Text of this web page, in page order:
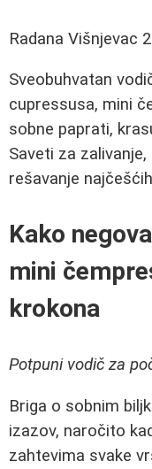
Radana Višnjevac
Sveobuhvatan
cupressusa, mini
sobne paprati,
Saveti za
rešavanje
Kako
mini
krokona
Potpuni vodič za
Briga o sobnim
izazov, naročito
zahtevima svake